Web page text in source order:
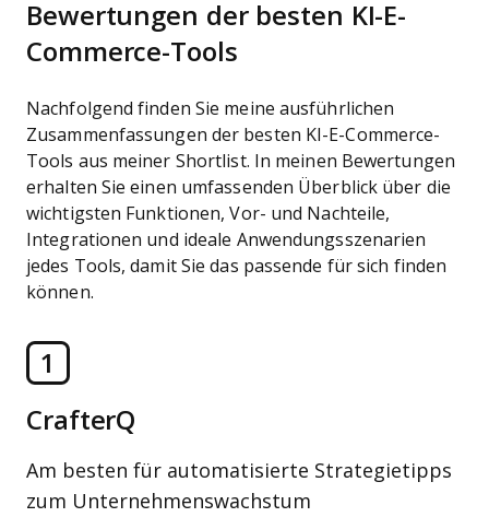
Bewertungen der besten KI-E-
Commerce-Tools
Nachfolgend finden Sie meine ausführlichen
Zusammenfassungen der besten KI-E-Commerce-
Tools aus meiner Shortlist. In meinen Bewertungen
erhalten Sie einen umfassenden Überblick über die
wichtigsten Funktionen, Vor- und Nachteile,
Integrationen und ideale Anwendungsszenarien
jedes Tools, damit Sie das passende für sich finden
können.
1
CrafterQ
Am besten für automatisierte Strategietipps
zum Unternehmenswachstum